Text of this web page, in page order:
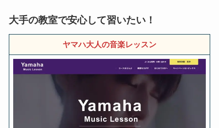
大手の教室で安心して習いたい！
ヤマハ大人の音楽レッスン